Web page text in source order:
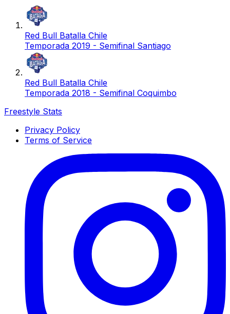
Red Bull Batalla Chile
Temporada 2019 - Semifinal Santiago
Red Bull Batalla Chile
Temporada 2018 - Semifinal Coquimbo
Freestyle Stats
Privacy Policy
Terms of Service